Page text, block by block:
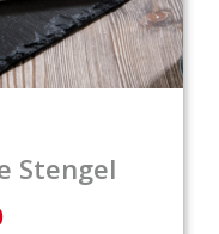
Stengel